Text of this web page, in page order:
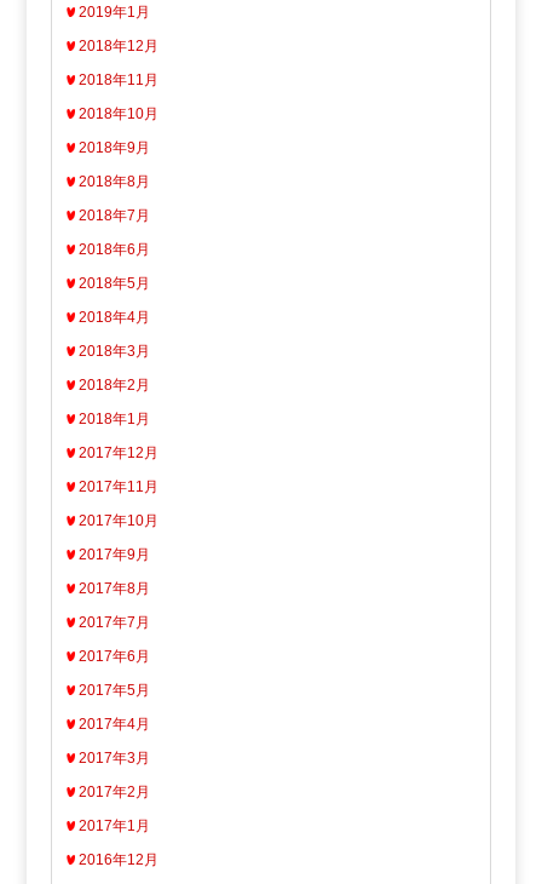
2019年1月
2018年12月
2018年11月
2018年10月
2018年9月
2018年8月
2018年7月
2018年6月
2018年5月
2018年4月
2018年3月
2018年2月
2018年1月
2017年12月
2017年11月
2017年10月
2017年9月
2017年8月
2017年7月
2017年6月
2017年5月
2017年4月
2017年3月
2017年2月
2017年1月
2016年12月